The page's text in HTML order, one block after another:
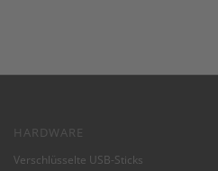
HARDWARE
Verschlüsselte USB-Sticks